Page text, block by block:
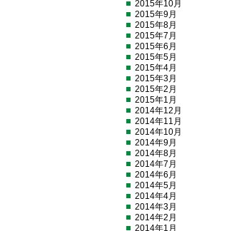
2015年10月
2015年9月
2015年8月
2015年7月
2015年6月
2015年5月
2015年4月
2015年3月
2015年2月
2015年1月
2014年12月
2014年11月
2014年10月
2014年9月
2014年8月
2014年7月
2014年6月
2014年5月
2014年4月
2014年3月
2014年2月
2014年1月